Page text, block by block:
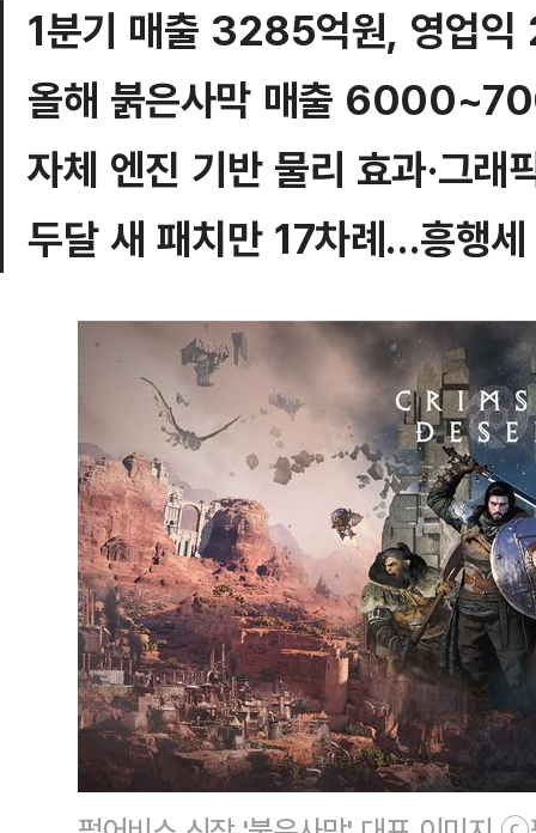
1분기 매출 3285억원, 영업익
올해 붉은사막 매출
자체 엔진 기반 물리 효과·그래
두달 새 패치만 17차례…흥행